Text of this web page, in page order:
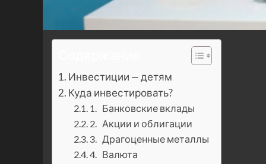
Инвестиции — детям
Куда инвестировать?
1. Банковские вклады
2. Акции и облигации
3. Драгоценные металлы
4. Валюта